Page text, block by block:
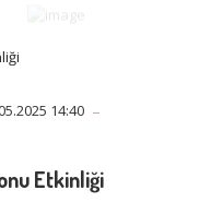
14:40
Etkinliği